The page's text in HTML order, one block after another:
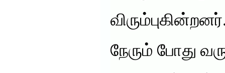
நேரும் போது